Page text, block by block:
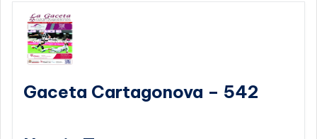
Gaceta Cartagonova – 542